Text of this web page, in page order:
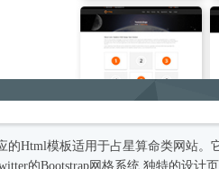
的Html模板适用于占星算命类网站。
的Bootstrap网格系统,独特的设计